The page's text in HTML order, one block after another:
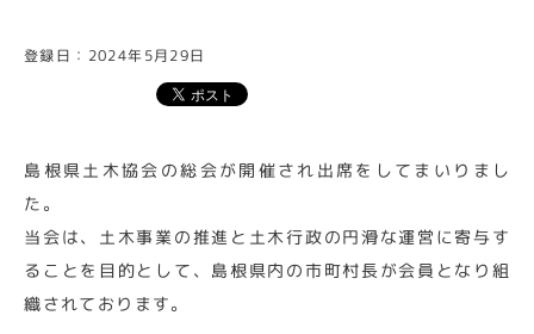
登録日：2024年5月29日
島根県土木協会の総会が開催され出席をしてまいりまし
た。
当会は、土木事業の推進と土木行政の円滑な運営に寄与す
ることを目的として、島根県内の市町村長が会員となり組
織されております。